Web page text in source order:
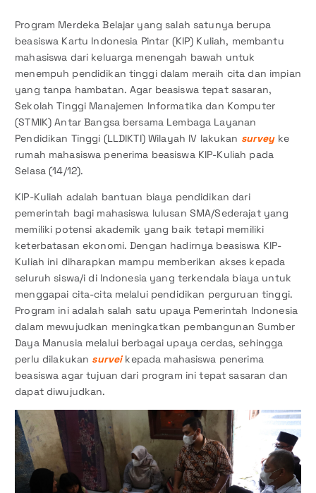
Program Merdeka Belajar yang salah satunya berupa
beasiswa Kartu Indonesia Pintar (KIP) Kuliah, membantu
mahasiswa dari keluarga menengah bawah untuk
menempuh pendidikan tinggi dalam meraih cita dan impian
yang tanpa hambatan. Agar beasiswa tepat sasaran,
Sekolah Tinggi Manajemen Informatika dan Komputer
(STMIK) Antar Bangsa bersama Lembaga Layanan
Pendidikan Tinggi (LLDIKTI) Wilayah IV lakukan surveyke
rumah mahasiswa penerima beasiswa KIP-Kuliah pada
Selasa (14/12).
KIP-Kuliah adalah bantuan biaya pendidikan dari
pemerintah bagi mahasiswa lulusan SMA/Sederajat yang
memiliki potensi akademik yang baik tetapi memiliki
keterbatasan ekonomi. Dengan hadirnya beasiswa KIP-
Kuliah ini diharapkan mampu memberikan akses kepada
seluruh siswa/i di Indonesia yang terkendala biaya untuk
menggapai cita-cita melalui pendidikan perguruan tinggi.
Program ini adalah salah satu upaya Pemerintah Indonesia
dalam mewujudkan meningkatkan pembangunan Sumber
Daya Manusia melalui berbagai upaya cerdas, sehingga
perlu dilakukan surveikepada mahasiswa penerima
beasiswa agar tujuan dari program ini tepat sasaran dan
dapat diwujudkan.